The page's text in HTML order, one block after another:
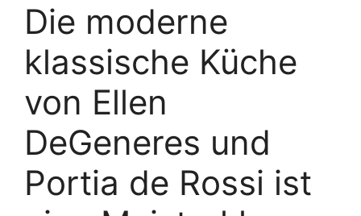
Die moderne
klassische Küche
von Ellen
DeGeneres und
Portia de Rossi ist